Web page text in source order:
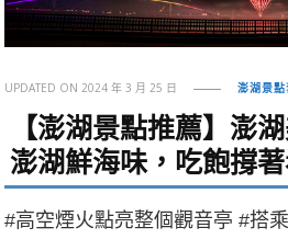
UPDATED ON 2024 年 3 月 25 日 澎湖景
【澎湖景點推薦】澎
澎湖鮮海味，吃飽撐
#高空煙火點亮整個觀音亭 #搭